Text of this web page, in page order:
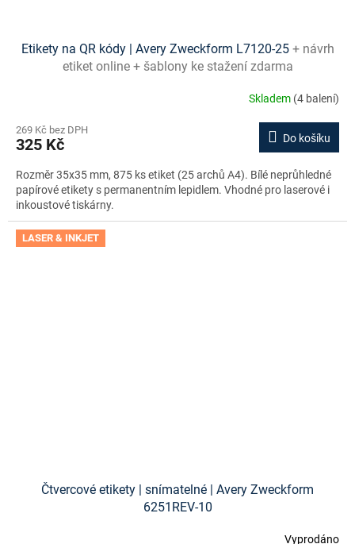
Etikety na QR kódy | Avery Zweckform L7120-25 + návrh
etiket online + šablony ke stažení zdarma
Skladem (4 balení)
269 Kč bez DPH
325 Kč Do košíku
Rozměr 35x35 mm, 875 ks etiket (25 archů A4). Bílé neprůhledné
papírové etikety s permanentním lepidlem. Vhodné pro laserové i
inkoustové tiskárny.
LASER & INKJET
Čtvercové etikety | snímatelné | Avery Zweckform
6251REV-10
Vyprodáno